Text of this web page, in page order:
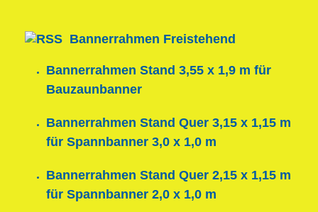
Bannerrahmen Freistehend
Bannerrahmen Stand 3,55 x 1,9 m für
Bauzaunbanner
Bannerrahmen Stand Quer 3,15 x 1,15 m
für Spannbanner 3,0 x 1,0 m
Bannerrahmen Stand Quer 2,15 x 1,15 m
für Spannbanner 2,0 x 1,0 m